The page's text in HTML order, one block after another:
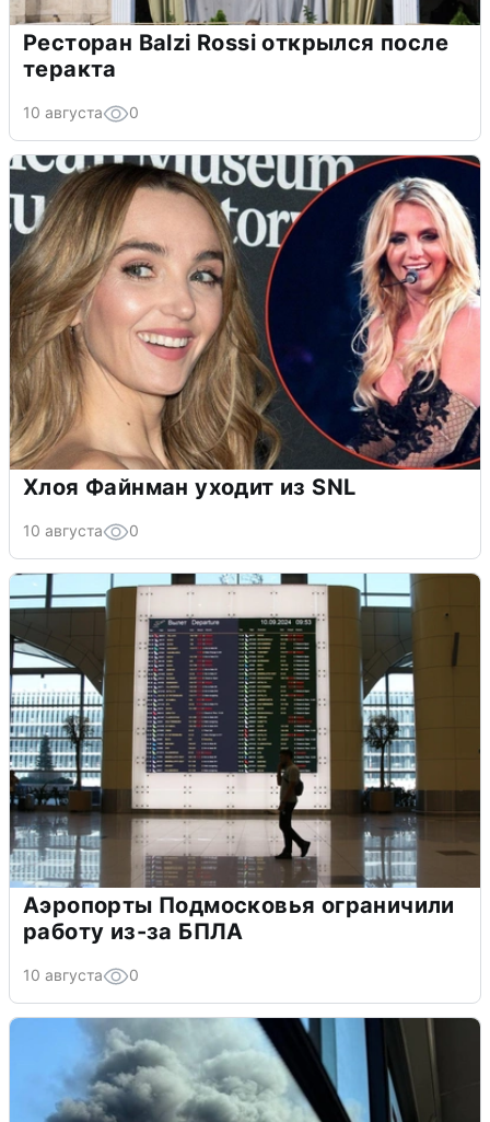
Ресторан Balzi Rossi открылся после
теракта
10 августа 0
Хлоя Файнман уходит из SNL
10 августа 0
Аэропорты Подмосковья ограничили
работу из-за БПЛА
10 августа 0